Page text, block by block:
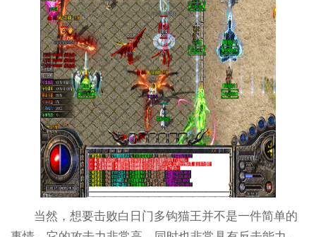
当然，想要击败白日门多钩猫王并不是一件简单的